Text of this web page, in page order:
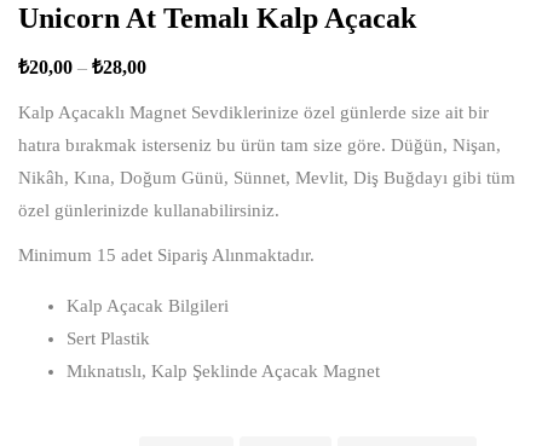
Unicorn At Temalı Kalp Açacak
₺20,00 – ₺28,00
Kalp Açacaklı Magnet Sevdiklerinize özel günlerde size ait bir
hatıra bırakmak isterseniz bu ürün tam size göre. Düğün, Nişan,
Nikâh, Kına, Doğum Günü, Sünnet, Mevlit, Diş Buğdayı gibi tüm
özel günlerinizde kullanabilirsiniz.
Minimum 15 adet Sipariş Alınmaktadır.
Kalp Açacak Bilgileri
Sert Plastik
Mıknatıslı, Kalp Şeklinde Açacak Magnet